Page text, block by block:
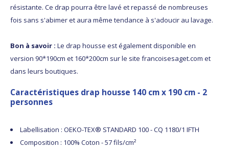
résistante. Ce drap pourra être lavé et repassé de nombreuses
fois sans s'abimer et aura même tendance à s'adoucir au lavage.
Bon à savoir : Le drap housse est également disponible en
version 90*190cm et 160*200cm sur le site francoisesaget.com et
dans leurs boutiques.
Caractéristiques drap housse 140 cm x 190 cm - 2
personnes
Labellisation : OEKO-TEX® STANDARD 100 - CQ 1180/1 IFTH
Composition : 100% Coton - 57 fils/cm²